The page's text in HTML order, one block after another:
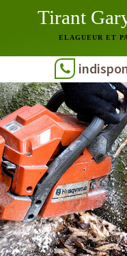
Tirant
ELAGUEUR ET